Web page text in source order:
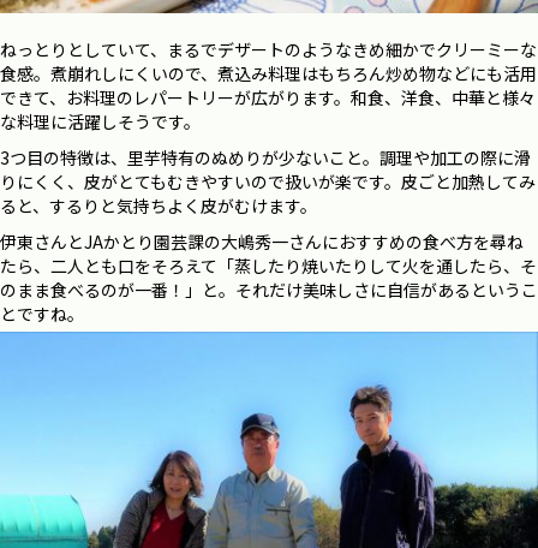
ねっとりとしていて、まるでデザートのようなきめ細かでクリーミーな
食感。煮崩れしにくいので、煮込み料理はもちろん炒め物などにも活用
できて、お料理のレパートリーが広がります。和食、洋食、中華と様々
な料理に活躍しそうです。
3つ目の特徴は、里芋特有のぬめりが少ないこと。調理や加工の際に滑
りにくく、皮がとてもむきやすいので扱いが楽です。皮ごと加熱してみ
ると、するりと気持ちよく皮がむけます。
伊東さんとJAかとり園芸課の大嶋秀一さんにおすすめの食べ方を尋ね
たら、二人とも口をそろえて「蒸したり焼いたりして火を通したら、そ
のまま食べるのが一番！」と。それだけ美味しさに自信があるというこ
とですね。